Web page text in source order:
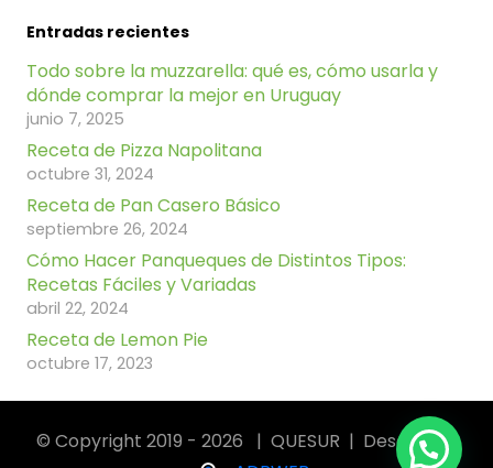
Entradas recientes
Todo sobre la muzzarella: qué es, cómo usarla y
dónde comprar la mejor en Uruguay
junio 7, 2025
Receta de Pizza Napolitana
octubre 31, 2024
Receta de Pan Casero Básico
septiembre 26, 2024
Cómo Hacer Panqueques de Distintos Tipos:
Recetas Fáciles y Variadas
abril 22, 2024
Receta de Lemon Pie
octubre 17, 2023
© Copyright 2019 - 2026 | QUESUR | Desarrollo: